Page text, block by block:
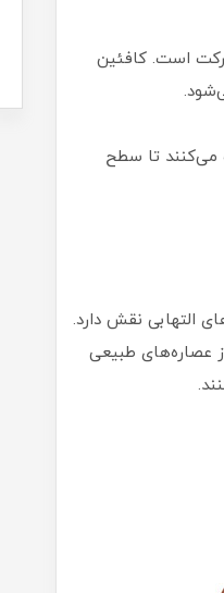
است. کافئین
می‌کنند تا سطح
التهابی نقش دارد.
عصاره‌های طبیعی